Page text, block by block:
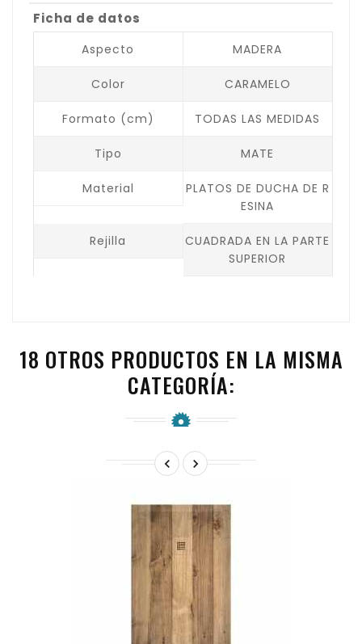
Ficha de datos
Aspecto MADERA
Color CARAMELO
Formato (cm) TODAS LAS MEDIDAS
Tipo MATE
Material
PLATOS DE DUCHA DE R
ESINA
Rejilla
CUADRADA EN LA PARTE
SUPERIOR
18 OTROS PRODUCTOS EN LA MISMA
CATEGORÍA:
 